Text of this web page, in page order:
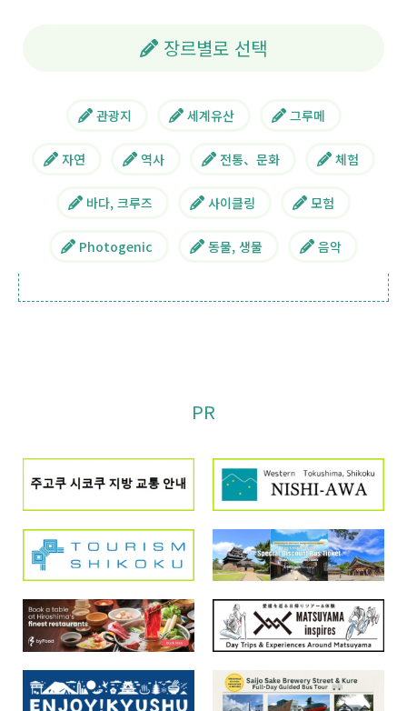
장르별로 선택
관광지 세계유산 그루메
자연 역사 전통、문화 체험
바다, 크루즈 사이클링 모험
Photogenic 동물, 생물 음악
PR